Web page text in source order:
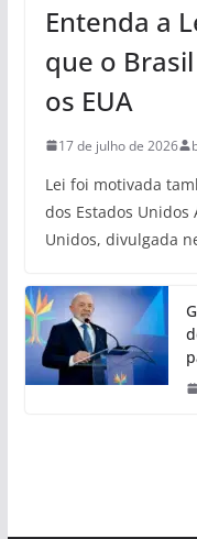
Entenda a
que o
os EUA
17 de julho de 2026
Lei foi motivada
dos Estados Unidos
Unidos, divulgada